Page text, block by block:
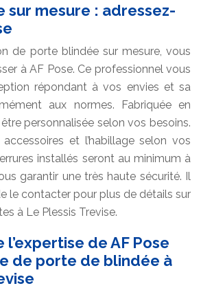
sur mesure : adressez-
de porte blindée sur mesure, vous
à AF Pose. Ce professionnel vous
répondant à vos envies et sa
aux normes. Fabriquée en
personnalisée selon vos besoins.
et l’habillage selon vos
installés seront au minimum à
garantir une très haute sécurité. Il
le contacter pour plus de détails sur
à Le Plessis Trevise.
de AF Pose
de porte de blindée à